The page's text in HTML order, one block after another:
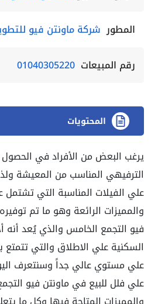
المطور شركة ماونتن فيو
رقم المبيعات 01040305220
المحتويات
يرغب البعض من الأفراد في
الترفيهي المناسب من المعيشة
علي الفيلات المناسبة التي تشتمل
والمميزات الرائعة وهو ما تم
فيو التجمع الخامس والذي يُعد أنه
السكنية علي الاطلاق والتي
علي مستوي عالي جداً وسنتعرف
علي فلل للبيع في ماونتن فيو